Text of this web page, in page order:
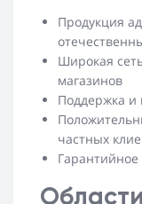
Продукция
Широкая
магазинов
Поддержка и
частных